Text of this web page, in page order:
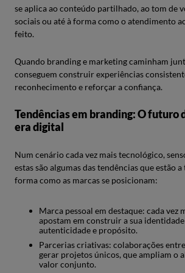
se aplica ao conteúdo partilhado, ao tom de
sociais ou até à forma como o atendimento
feito.
Quando branding e marketing caminham
conseguem construir experiências
reconhecimento e reforçar a confiança.
Tendências em branding: O futuro
era digital
Num cenário cada vez mais tecnológico,
estas são algumas das tendências que estão
forma como as marcas se posicionam:
Marca pessoal em destaque: cada vez
apostam em construir a sua
autenticidade e propósito.
Parcerias criativas: colaborações
gerar projetos únicos, que ampliam o
valor conjunto.